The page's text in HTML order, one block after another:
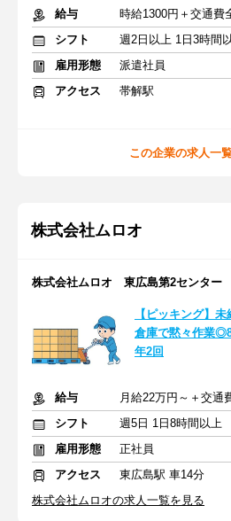
給与
時給1300円＋交通費
シフト
週2日以上 1日3時間
雇用形態
派遣社員
アクセス
帯解駅
この企業の求人一
株式会社ムロオ
株式会社ムロオ 東広島第2センター
【ピッキング】
倉庫で黙々作業
年2回
給与
月給22万円～＋交通
シフト
週5日 1日8時間以上
雇用形態
正社員
アクセス
東広島駅 車14分
株式会社ムロオの求人一覧を見る